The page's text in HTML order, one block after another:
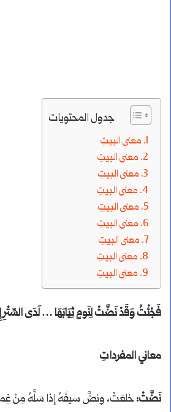
جدول المحتويات
معنى البيتِ
معنى البيتِ
معنى البيتِ
معنى البيتِ
معنى البيتِ
معنى البيتِ
معنى البيتِ
معنى البيتِ
معنى البيتِ
فَجْئْتُ وَقَدْ نَضَّتْ لِنَومٍ ثِيَابَهَا … لَدَى السِّتْرِ
معاني المفرداتِ
نَضَّتْ:خلعَتْ، ونضَّ سيفَهُ إذا سَلَّهُ مِنْ